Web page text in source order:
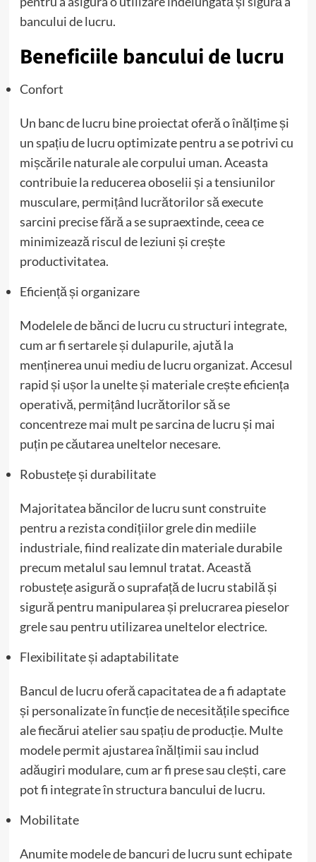
bancului de lucru.
Beneficiile bancului de lucru
Confort
Un banc de lucru bine proiectat oferă o înălțime și
un spațiu de lucru optimizate pentru a se potrivi cu
mișcările naturale ale corpului uman. Aceasta
contribuie la reducerea oboselii și a tensiunilor
musculare, permițând lucrătorilor să execute
sarcini precise fără a se supraextinde, ceea ce
minimizează riscul de leziuni și crește
productivitatea.
Eficiență și organizare
Modelele de bănci de lucru cu structuri integrate,
cum ar fi sertarele și dulapurile, ajută la
menținerea unui mediu de lucru organizat. Accesul
rapid și ușor la unelte și materiale crește eficiența
operativă, permițând lucrătorilor să se
concentreze mai mult pe sarcina de lucru și mai
puțin pe căutarea uneltelor necesare.
Robustețe și durabilitate
Majoritatea băncilor de lucru sunt construite
pentru a rezista condițiilor grele din mediile
industriale, fiind realizate din materiale durabile
precum metalul sau lemnul tratat. Această
robustețe asigură o suprafață de lucru stabilă și
sigură pentru manipularea și prelucrarea pieselor
grele sau pentru utilizarea uneltelor electrice.
Flexibilitate și adaptabilitate
Bancul de lucru oferă capacitatea de a fi adaptate
și personalizate în funcție de necesitățile specifice
ale fiecărui atelier sau spațiu de producție. Multe
modele permit ajustarea înălțimii sau includ
adăugiri modulare, cum ar fi prese sau clești, care
pot fi integrate în structura bancului de lucru.
Mobilitate
Anumite modele de bancuri de lucru sunt echipate